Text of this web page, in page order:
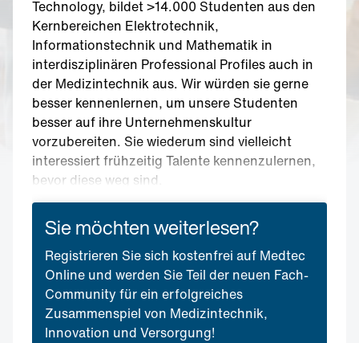
Technology, bildet >14.000 Studenten aus den
Kernbereichen Elektrotechnik,
Informationstechnik und Mathematik in
interdisziplinären Professional Profiles auch in
der Medizintechnik aus. Wir würden sie gerne
besser kennenlernen, um unsere Studenten
besser auf ihre Unternehmenskultur
vorzubereiten. Sie wiederum sind vielleicht
interessiert frühzeitig Talente kennenzulernen,
bevor diese weg sind.
Sie möchten weiterlesen?
Registrieren Sie sich kostenfrei auf Medtec
Online und werden Sie Teil der neuen Fach-
Community für ein erfolgreiches
Zusammenspiel von Medizintechnik,
Innovation und Versorgung!